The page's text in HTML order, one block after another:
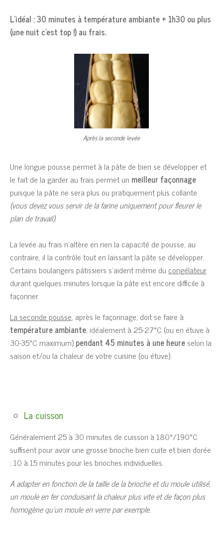
L’idéal : 30 minutes à température ambiante + 1h30 ou plus
(une nuit c’est top !) au frais.
Après la seconde levée
Une longue pousse permet à la pâte de bien se développer et
le fait de la garder au frais permet un meilleur façonnage
puisque la pâte ne sera plus ou pratiquement plus collante
(vous devez vous servir de la farine uniquement pour fleurer le
plan de travail).
La levée au frais n’altère en rien la capacité de pousse, au
contraire, il la contrôle tout en laissant la pâte se développer.
Certains boulangers pâtissiers s’aident même du congélateur
durant quelques minutes lorsque la pâte est encore difficile à
façonner.
La seconde pousse, après le façonnage, doit se faire à
température ambiante, idéalement à 25-27°C (ou en étuve à
30-35°C maximum)pendant 45 minutes à une heureselon la
saison et/ou la chaleur de votre cuisine (ou étuve).
La cuisson
Généralement 25 à 30 minutes de cuisson à 180°/190°C
suffisent pour avoir une grosse brioche bien cuite et bien dorée
; 10 à 15 minutes pour les brioches individuelles.
A adapter en fonction de la taille de la brioche et du moule utilisé,
un moule en fer conduisant la chaleur plus vite et de façon plus
homogène qu’un moule en verre par exemple.